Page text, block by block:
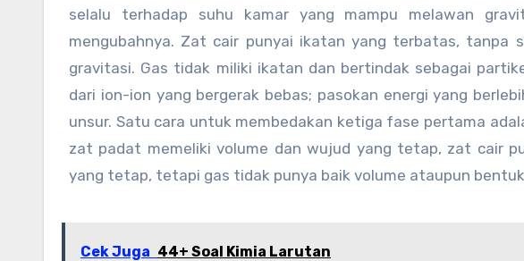
selalu terhadap suhu kamar yang mampu melawan
mengubahnya. Zat cair punyai ikatan yang terbatas, tanpa
gravitasi. Gas tidak miliki ikatan dan bertindak sebagai
dari ion-ion yang bergerak bebas; pasokan energi yang
unsur. Satu cara untuk membedakan ketiga fase pertama
zat padat memeliki volume dan wujud yang tetap, zat cair
yang tetap, tetapi gas tidak punya baik volume ataupun
Cek Juga 44+ Soal Kimia Larutan